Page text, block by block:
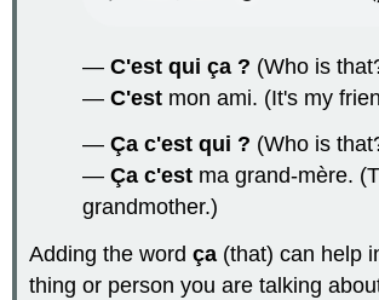
—C'est qui ça ? (Who is
—C'est mon ami. (It's my
—Ça c'est qui ? (Who is
—Ça c'est ma grand-mère.
grandmother.)
Adding the wordça (that) can help
thing or person you are talking